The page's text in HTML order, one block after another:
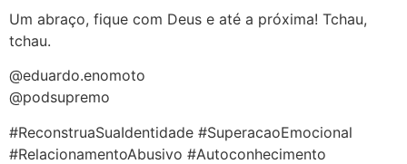
Um abraço, fique com Deus e até a próxima! Tchau,
tchau.
@eduardo.enomoto
@podsupremo
#ReconstruaSuaIdentidade #SuperacaoEmocional
#RelacionamentoAbusivo #Autoconhecimento